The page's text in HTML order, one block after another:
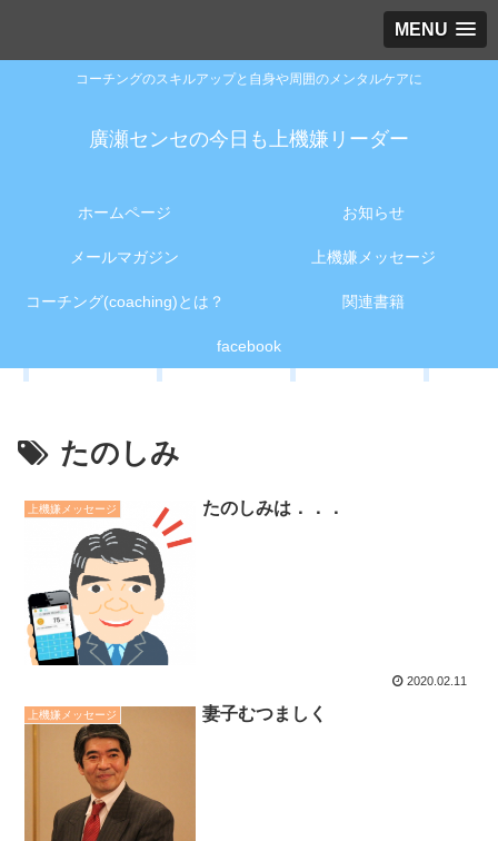
MENU
コーチングのスキルアップと自身や周囲のメンタルケアに
廣瀬センセの今日も上機嫌リーダー
ホームページ お知らせ
メールマガジン 上機嫌メッセージ
コーチング(coaching)とは？ 関連書籍
facebook
たのしみ
上機嫌メッセージ たのしみは．．．
2020.02.11
上機嫌メッセージ 妻子むつましく